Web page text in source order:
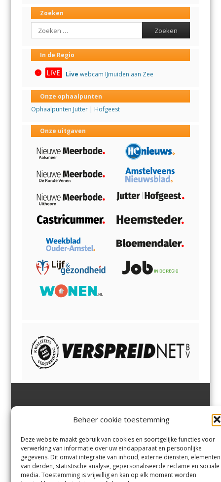
Beheer cookie toestemming
Deze website maakt gebruik van cookies en soortgelijke functies voor
verwerking van informatie over uw eindapparaat en persoonlijke
gegevens. Dit omvat integratie van inhoud, externe diensten, elementen
van derden, statistische analyse, gepersonaliseerde reclame en sociale
media. Toestemming is vrijwillig en kan op elk moment worden
Zoeken
Search
In de Regio
Live webcam IJmuiden aan Zee
Onze ophaalpunten
Ophaalpunten Jutter | Hofgeest
Onze uitgaven
Margadantstraat 34
0255-533900
info@jutter.nlofinfo@hofgee
st.nl
Velserbroek,Velsen-Zuid,
Zuid,Driehuisen
Spaarnwoude.